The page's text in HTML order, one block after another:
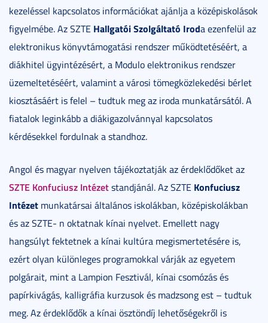
kezeléssel kapcsolatos információkat ajánlja a középiskolások
figyelmébe. Az SZTE Hallgatói Szolgáltató Iroda ezenfelül az
elektronikus könyvtámogatási rendszer működtetéséért, a
diákhitel ügyintézésért, a Modulo elektronikus rendszer
üzemeltetéséért, valamint a városi tömegközlekedési bérlet
kiosztásáért is felel – tudtuk meg az iroda munkatársától. A
fiatalok leginkább a diákigazolvánnyal kapcsolatos
kérdésekkel fordulnak a standhoz.
Angol és magyar nyelven tájékoztatják az érdeklődőket az
SZTE Konfuciusz Intézetstandjánál. Az SZTE Konfuciusz
Intézet munkatársai általános iskolákban, középiskolákban
és az SZTE- n oktatnak kínai nyelvet. Emellett nagy
hangsúlyt fektetnek a kínai kultúra megismertetésére is,
ezért olyan különleges programokkal várják az egyetem
polgárait, mint a Lampion Fesztivál, kínai csomózás és
papírkivágás, kalligráfia kurzusok és madzsong est – tudtuk
meg. Az érdeklődők a kínai ösztöndíj lehetőségekről is